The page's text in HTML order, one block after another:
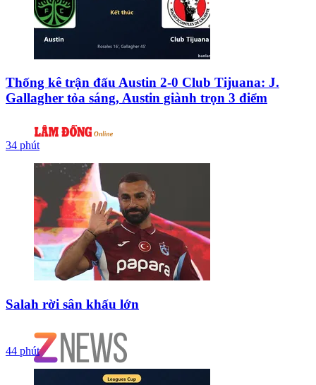
Thống kê trận đấu Austin 2-0 Club Tijuana: J.
Gallagher tỏa sáng, Austin giành trọn 3 điểm
34 phút
Salah rời sân khấu lớn
44 phút